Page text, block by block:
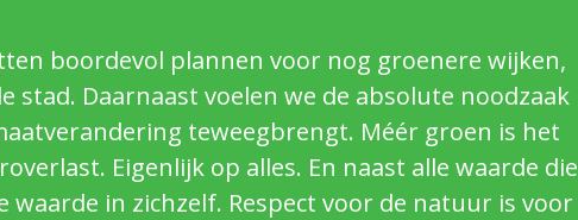
boordevol plannen voor nog groenere wijken,
Daarnaast voelen we de absolute noodzaak
teweegbrengt. Méér groen is het
Eigenlijk op alles. En naast alle waarde die
in zichzelf. Respect voor de natuur is voor